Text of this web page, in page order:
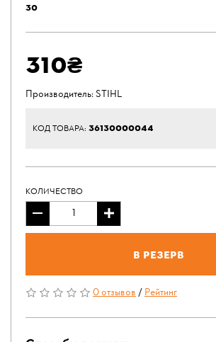
30
310₴
Производитель:STIHL
КОД ТОВАРА: 36130000044
КОЛИЧЕСТВО
В резерв
0 отзывов/Рейтинг